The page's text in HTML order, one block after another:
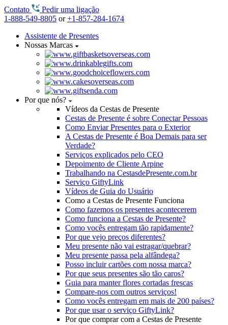
Contato
Pedir uma ligação
1-888-549-8805 or+1-857-284-1674
Assistente de Presentes
Nossas Marcas
Por que nós?
Vídeos da Cestas de Presente
Cestas de Presente é sobre Conectar Pessoas
Como Enviar Presentes para o Exterior
A Cestas de Presente é Boa Demais para ser
Verdade?
Serviços explicados pelo CEO
Depoimento de Cliente Arpine
Trabalhando na CestasdePresente.com.br
Serviço GiftyLink
Vídeos de Guia do Usuário
Como a Cestas de Presente Funciona
Como fazemos os presentes acontecerem
Como funciona a Cestas de Presente?
Como vocês entregam tão rapidamente?
Por que vejo preços diferentes?
Meu presente não vai estragar/quebrar?
Meu presente passa pela alfândega?
Posso incluir cartões com nossa marca?
Por que seus presentes são tão caros?
Guia para manter flores cortadas frescas
Compare-nos com outros serviços!
Como vocês entregam em mais de 200 países?
Por que usar o serviço GiftyLink?
Por que comprar com a Cestas de Presente